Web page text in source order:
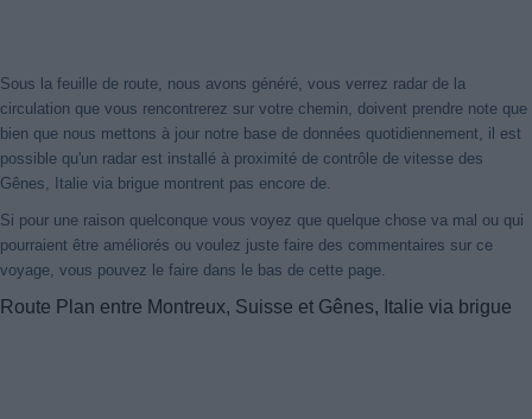
Sous la feuille de route, nous avons généré, vous verrez radar de la
circulation que vous rencontrerez sur votre chemin, doivent prendre note que
bien que nous mettons à jour notre base de données quotidiennement, il est
possible qu'un radar est installé à proximité de contrôle de vitesse des
Gênes, Italie via brigue montrent pas encore de.
Si pour une raison quelconque vous voyez que quelque chose va mal ou qui
pourraient être améliorés ou voulez juste faire des commentaires sur ce
voyage, vous pouvez le faire dans le bas de cette page.
Route Plan entre Montreux, Suisse et Gênes, Italie via brigue